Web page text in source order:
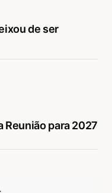
de ser
Reunião para 2027